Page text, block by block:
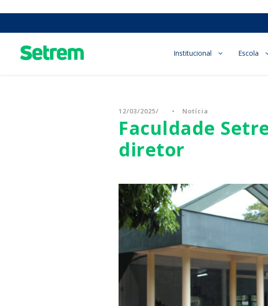
Institucional Escola
12/03/2025 • Notícia
Faculdade
diretor